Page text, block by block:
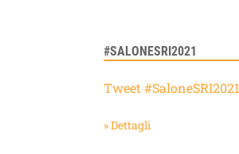
#SALONESRI2021
Tweet #SaloneSRI2021
» Dettagli